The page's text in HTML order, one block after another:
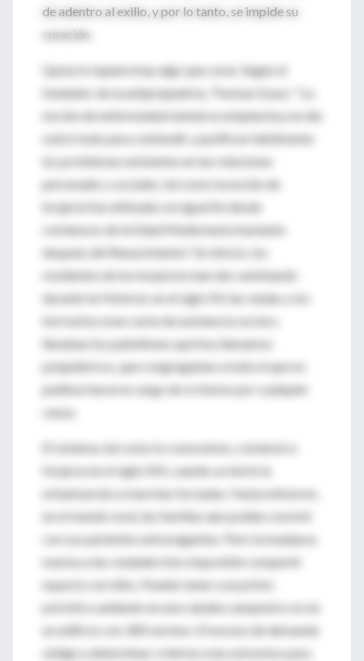
de adentro al exilio, y por lo tanto, se impide su
curación.
Quizá ni siquiera hay algo que curar. Según el
fundador de la antipsiquiatría, Thomas Szasz: "La
noción de enfermedad mental se emplea hoy en día
sobre todo para confundir y justificar hábilmente
los problemas existentes en las relaciones
personales y sociales, tal como la noción de
brujería fue utilizada con igual fin desde
comienzos de la Edad Media hasta bastante
después del Renacimiento". En efecto, los
residentes de los hospicios han ido cambiando
durante la Historia: en el siglo XV, las viudas y los
borrachos eran carne de asistencia social y
llenaban los pabellones que hoy llamamos
psiquiátricos, que congregaban a todo el que no
pudiese hacerse cargo de sí mismo por cualquier
causa.
El sistema, tal como lo conocemos, comenzó a
forjarse en el siglo XIX, cuando se inició la
urbanización a marchas forzadas. Hasta entonces,
en el mundo rural, las familias aún podían convivir
con sus parientes extravagantes. Pero la mudanza
masiva a las ciudades hizo imposible compartir
espacio con ellos. Puedes tener a un primo
psicótico aullando en una cabaña campestre, no en
un edificio con 300 vecinos. El exceso de demanda
obligó a determinar criterios más estrechos para